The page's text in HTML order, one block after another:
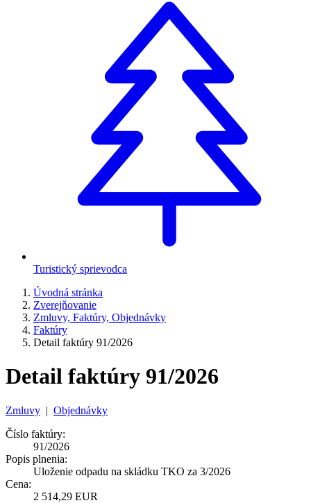
Turistický sprievodca
Úvodná stránka
Zverejňovanie
Zmluvy, Faktúry, Objednávky
Faktúry
Detail faktúry 91/2026
Detail faktúry 91/2026
Zmluvy | Objednávky
Číslo faktúry:
91/2026
Popis plnenia:
Uloženie odpadu na skládku TKO za 3/2026
Cena:
2 514,29 EUR